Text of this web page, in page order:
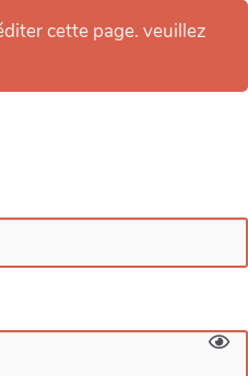
cette page. veuillez